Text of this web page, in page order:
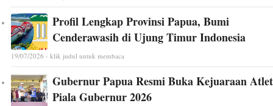
Profil Lengkap Provinsi Papua, Bumi
Cenderawasih di Ujung Timur Indonesia
19/07/2026 - klik judul untuk membaca
Gubernur Papua Resmi Buka Kejuaraan
Piala Gubernur 2026